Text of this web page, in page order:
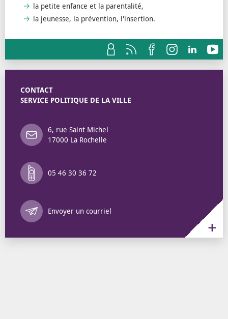
la petite enfance et la parentalité,
la jeunesse, la prévention, l'insertion.
CONTACT
SERVICE POLITIQUE DE LA VILLE
6, rue Saint Michel
17000 La Rochelle
05 46 30 36 72
Envoyer un courriel
Annuaire